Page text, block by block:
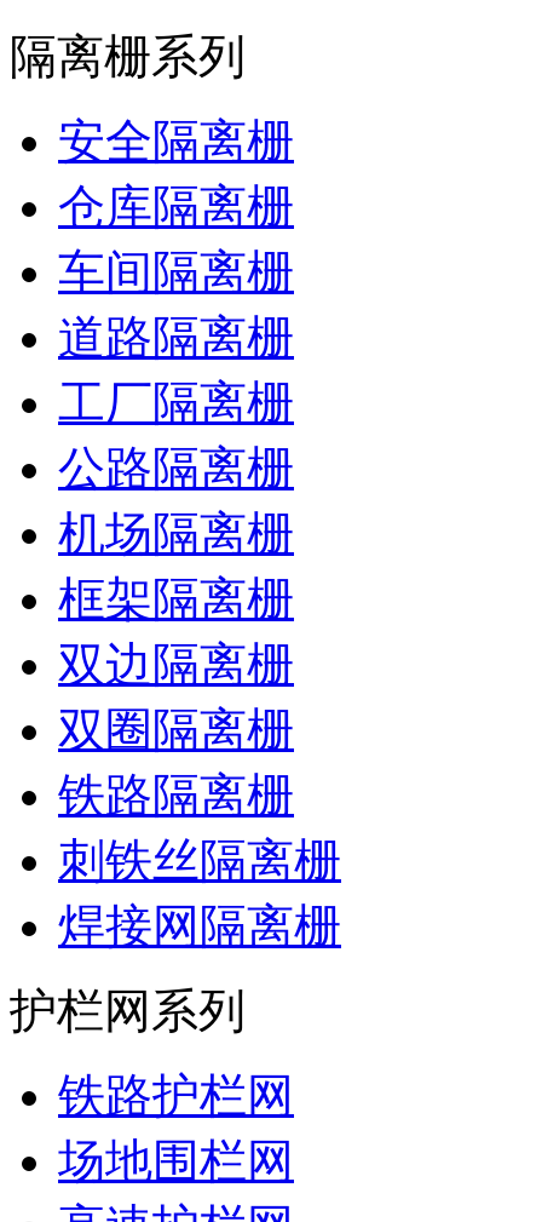
隔离栅系列
安全隔离栅
仓库隔离栅
车间隔离栅
道路隔离栅
工厂隔离栅
公路隔离栅
机场隔离栅
框架隔离栅
双边隔离栅
双圈隔离栅
铁路隔离栅
刺铁丝隔离栅
焊接网隔离栅
护栏网系列
铁路护栏网
场地围栏网